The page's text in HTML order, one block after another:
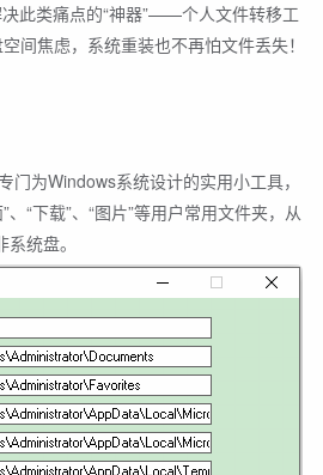
此类痛点的“神器”——个人文件转移工
间焦虑，系统重装也不再怕文件丢失！
门为Windows系统设计的实用小工具，
、“下载”、“图片”等用户常用文件夹，从
统盘。